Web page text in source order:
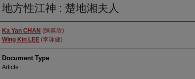
地方性江神 : 楚地湘夫人
Authors
Ka Yan CHAN (陳嘉欣)
Wing Kin LEE (李詠健)
Document Type
Article